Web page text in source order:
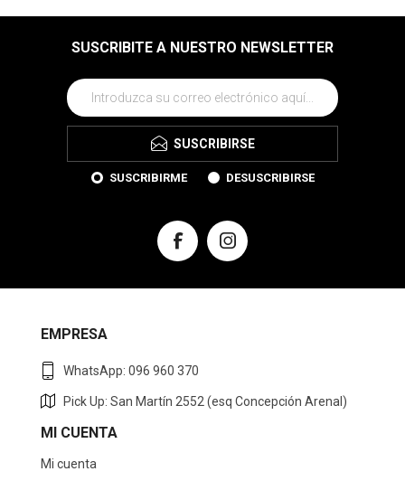
SUSCRIBITE A NUESTRO NEWSLETTER
SUSCRIBIRSE
SUSCRIBIRME DESUSCRIBIRSE
EMPRESA
WhatsApp: 096 960 370
Pick Up: San Martín 2552 (esq Concepción Arenal)
MI CUENTA
Mi cuenta